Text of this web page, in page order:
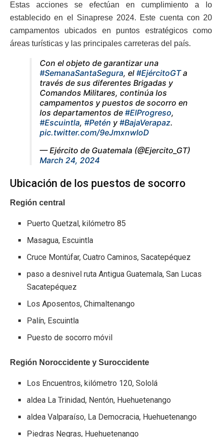
Estas acciones se efectúan en cumplimiento a lo
establecido en el Sinaprese 2024. Este cuenta con 20
campamentos ubicados en puntos estratégicos como
áreas turísticas y las principales carreteras del país.
Con el objeto de garantizar una
#SemanaSantaSegura, el #EjércitoGTa
través de sus diferentes Brigadas y
Comandos Militares, continúa los
campamentos y puestos de socorro en
los departamentos de #ElProgreso,
#Escuintla, #Petén y #BajaVerapaz.
pic.twitter.com/9eJmxnwIoD
— Ejército de Guatemala (@Ejercito_GT)
March 24, 2024
Ubicación de los puestos de socorro
Región central
Puerto Quetzal, kilómetro 85
Masagua, Escuintla
Cruce Montúfar, Cuatro Caminos, Sacatepéquez
paso a desnivel ruta Antigua Guatemala, San Lucas
Sacatepéquez
Los Aposentos, Chimaltenango
Palín, Escuintla
Puesto de socorro móvil
Región Noroccidente y Suroccidente
Los Encuentros, kilómetro 120, Sololá
aldea La Trinidad, Nentón, Huehuetenango
aldea Valparaíso, La Democracia, Huehuetenango
Piedras Negras, Huehuetenango